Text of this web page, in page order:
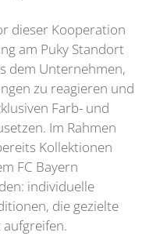
dieser Kooperation
am Puky Standort
dem Unternehmen,
zu reagieren und
Farb- und
Im Rahmen
Kollektionen
FC Bayern
individuelle
die gezielte